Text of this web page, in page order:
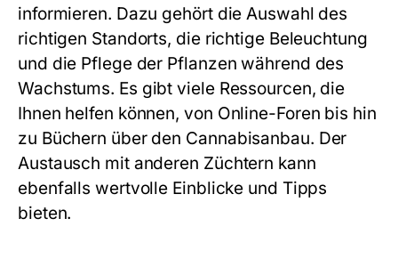
informieren. Dazu gehört die Auswahl des
richtigen Standorts, die richtige Beleuchtung
und die Pflege der Pflanzen während des
Wachstums. Es gibt viele Ressourcen, die
Ihnen helfen können, von Online-Foren bis hin
zu Büchern über den Cannabisanbau. Der
Austausch mit anderen Züchtern kann
ebenfalls wertvolle Einblicke und Tipps
bieten.